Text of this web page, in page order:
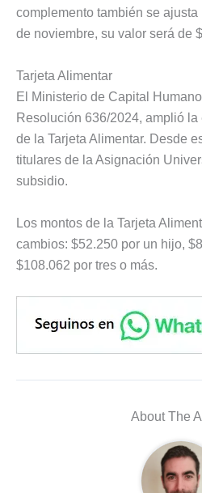
complemento también se
de noviembre, su valor será de
Tarjeta Alimentar
El Ministerio de Capital
Resolución 636/2024, amplió
de la Tarjeta Alimentar. Desde
titulares de la Asignación
subsidio.
Los montos de la Tarjeta
cambios: $52.250 por un hijo,
$108.062 por tres o más.
About The